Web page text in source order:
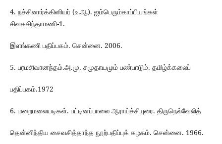
4. நச்சினார்க்கினியர் (உ.ஆ). ஐம்பெரும்காப்பியங்கள்
சிவகசிந்தாமணி-1.
இளங்கணி பதிப்பகம். சென்னை. 2006.
5. பரமசிவானந்தம்.அ.மு. சமுதாயமும் பண்பாடும். தமிழ்க்கலைப்
பதிப்பகம்.1972
6. மறைமலையடிகள். பட்டினப்பாலை ஆராய்ச்சியுரை. திருநெல்வேலித்
தென்னிந்திய சைவசித்தாந்த நூற்பதிப்புக் கழகம். சென்னை. 1966.